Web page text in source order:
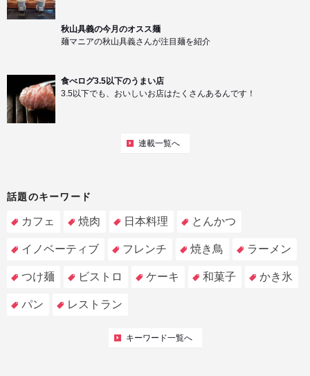
秋山具義の今月のオスス麺
麺マニアの秋山具義さんが注目麺を紹介
食べログ3.5以下のうまい店
3.5以下でも、おいしいお店はたくさんあるんです！
連載一覧へ
話題のキーワード
カフェ 焼肉 日本料理 とんかつ
イノベーティブ フレンチ 焼き鳥 ラーメン
つけ麺 ビストロ ケーキ 和菓子 かき氷
パン レストラン
キーワード一覧へ